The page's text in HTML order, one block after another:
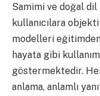
Samimi ve doğal
kullanıcılara
modelleri
hayata gibi
göstermektedir.
anlama, anlamlı